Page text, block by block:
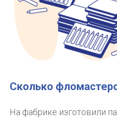
Сколько
На фабрике изготовили